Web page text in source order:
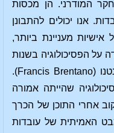
המודרני. הן מכסות
אנו יכולים להתבונן
מעניינת ביותר,
הפסיכולוגיה בשנות
ה-70 של המאה ה-19, פרנסיס ברנטנו (Francis Brentano).
שהייתה אמורה
אחרי התוכן של הכרך
האמיתית של עובדות